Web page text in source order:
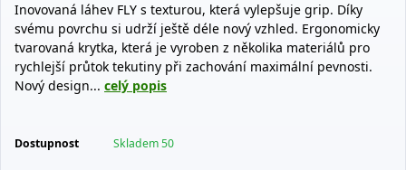
Inovovaná láhev FLY s texturou, která vylepšuje grip. Díky
svému povrchu si udrží ještě déle nový vzhled. Ergonomicky
tvarovaná krytka, která je vyroben z několika materiálů pro
rychlejší průtok tekutiny při zachování maximální pevnosti.
Nový design... celý popis
Dostupnost Skladem 50